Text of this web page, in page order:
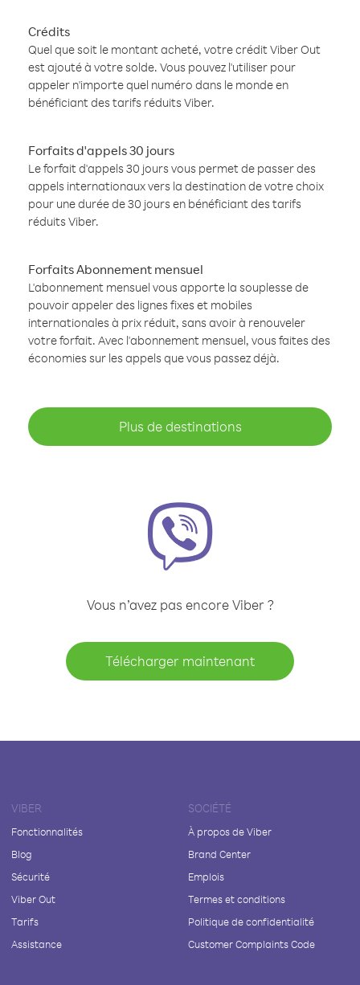
Crédits
Quel que soit le montant acheté, votre crédit Viber Out
est ajouté à votre solde. Vous pouvez l'utiliser pour
appeler n'importe quel numéro dans le monde en
bénéficiant des tarifs réduits Viber.
Forfaits d'appels 30 jours
Le forfait d'appels 30 jours vous permet de passer des
appels internationaux vers la destination de votre choix
pour une durée de 30 jours en bénéficiant des tarifs
réduits Viber.
Forfaits Abonnement mensuel
L'abonnement mensuel vous apporte la souplesse de
pouvoir appeler des lignes fixes et mobiles
internationales à prix réduit, sans avoir à renouveler
votre forfait. Avec l'abonnement mensuel, vous faites des
économies sur les appels que vous passez déjà.
Plus de destinations
Vous n’avez pas encore Viber ?
Télécharger maintenant
VIBER
Fonctionnalités
Blog
Sécurité
Viber Out
Tarifs
Assistance
SOCIÉTÉ
À propos de Viber
Brand Center
Emplois
Termes et conditions
Politique de confidentialité
Customer Complaints Code